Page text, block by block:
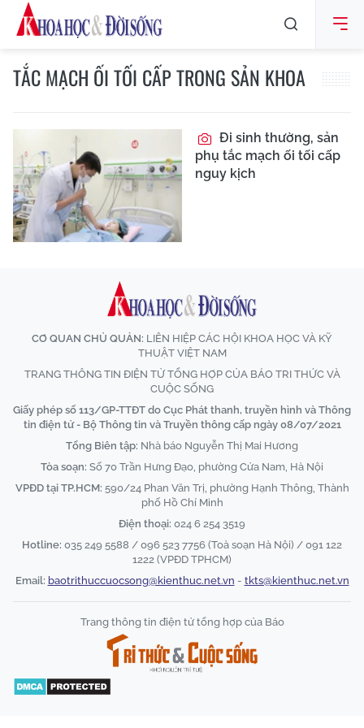
TẮC MẠCH ỐI TỐI CẤP TRONG SẢN KHOA
Đi sinh thường, sản
phụ tắc mạch ối tối cấp
nguy kịch
CƠ QUAN CHỦ QUẢN: LIÊN HIỆP CÁC HỘI KHOA HỌC VÀ KỸ
THUẬT VIỆT NAM
TRANG THÔNG TIN ĐIỆN TỬ TỔNG HỢP CỦA BÁO TRI THỨC VÀ
CUỘC SỐNG
Giấy phép số 113/GP-TTĐT do Cục Phát thanh, truyền hình và Thông
tin điện tử - Bộ Thông tin và Truyền thông cấp ngày 08/07/2021
Tổng Biên tập: Nhà báo Nguyễn Thị Mai Hương
Tòa soạn: Số 70 Trần Hưng Đạo, phường Cửa Nam, Hà Nội
VPĐD tại TP.HCM: 590/24 Phan Văn Trị, phường Hạnh Thông, Thành
phố Hồ Chí Minh
Điện thoại: 024 6 254 3519
Hotline: 035 249 5588 / 096 523 7756 (Toà soạn Hà Nội) / 091 122
1222 (VPĐD TPHCM)
Email: baotrithuccuocsong@kienthuc.net.vn - tkts@kienthuc.net.vn
Trang thông tin điện tử tổng hợp của Báo